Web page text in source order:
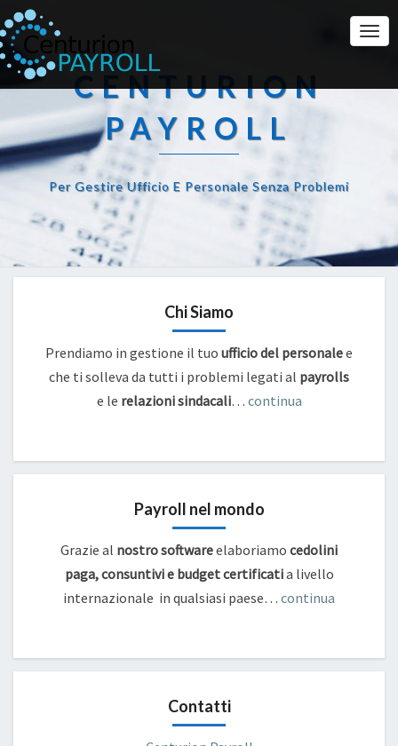
CENTURION
PAYROLL
Per Gestire Ufficio E Personale Senza Problemi
Chi Siamo
Prendiamo in gestione il tuo ufficio del personalee
che ti solleva da tutti i problemi legati al payrolls
e le relazioni sindacali… continua
Payroll nel mondo
Grazie al nostro softwareelaboriamo cedolini
paga, consuntivi e budget certificatia livello
internazionale in qualsiasi paese… continua
Contatti